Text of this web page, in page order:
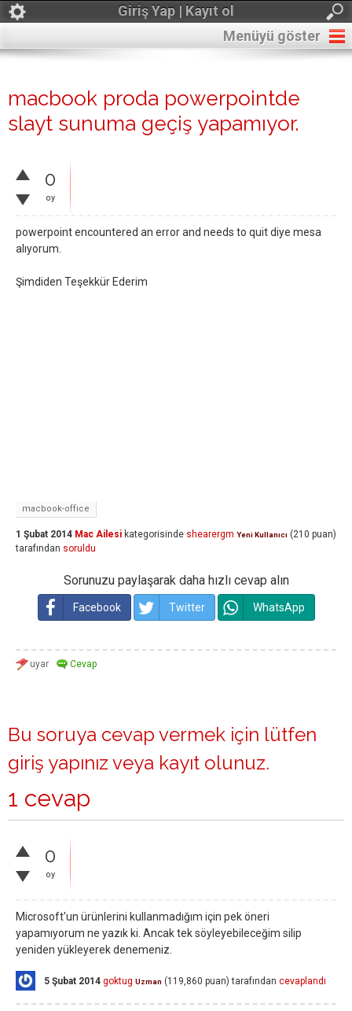
Giriş Yap | Kayıt ol
Menüyü göster
macbook proda powerpointde
slayt sunuma geçiş yapamıyor.
0
oy
powerpoint encountered an error and needs to quit diye mesa
alıyorum.
Şimdiden Teşekkür Ederim
macbook-office
1 Şubat 2014 Mac Ailesi kategorisinde shearergm Yeni Kullanıcı (210 puan)
tarafından soruldu
Sorunuzu paylaşarak daha hızlı cevap alın
Facebook Twitter WhatsApp
Bu soruya cevap vermek için lütfen
giriş yapınız veya kayıt olunuz.
1 cevap
0
oy
Microsoft'un ürünlerini kullanmadığım için pek öneri
yapamıyorum ne yazık ki. Ancak tek söyleyebileceğim silip
yeniden yükleyerek denemeniz.
5 Şubat 2014 goktug Uzman (119,860 puan) tarafından cevaplandı